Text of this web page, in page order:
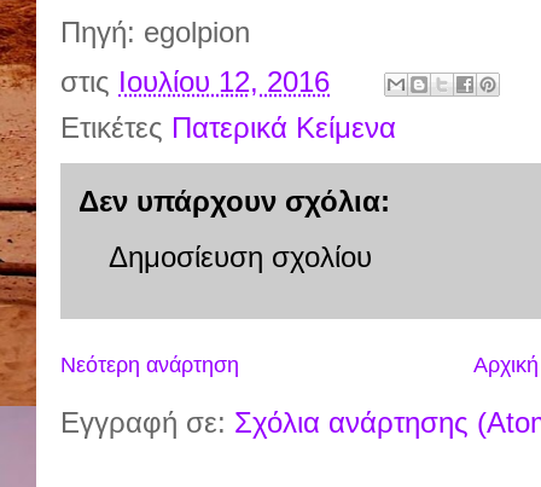
Πηγή: egolpion
στις Ιουλίου 12, 2016
Ετικέτες Πατερικά Κείμενα
Δεν υπάρχουν σχόλια:
Δημοσίευση σχολίου
Νεότερη ανάρτηση
Εγγραφή σε: Σχόλια ανάρτησης